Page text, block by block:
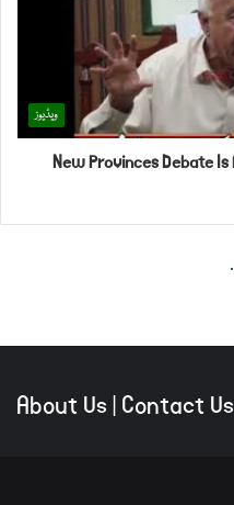
About Us|Contact Us